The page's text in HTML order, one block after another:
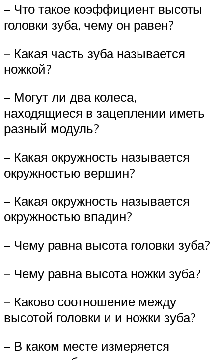
– Что такое коэффициент высоты
головки зуба, чему он равен?
– Какая часть зуба называется
ножкой?
– Могут ли два колеса,
находящиеся в зацеплении иметь
разный модуль?
– Какая окружность называется
окружностью вершин?
– Какая окружность называется
окружностью впадин?
– Чему равна высота головки зуба?
– Чему равна высота ножки зуба?
– Каково соотношение между
высотой головки и и ножки зуба?
– В каком месте измеряется